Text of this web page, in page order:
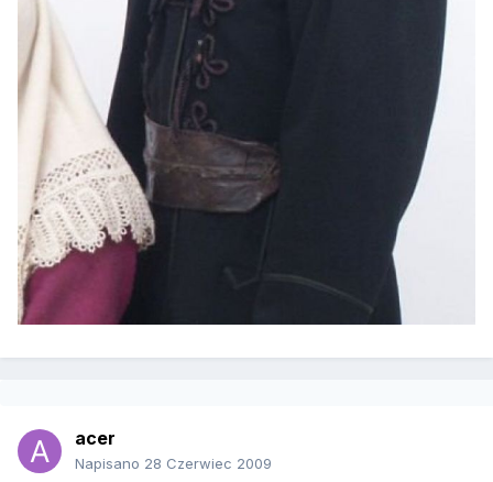
acer
Napisano 28 Czerwiec 2009